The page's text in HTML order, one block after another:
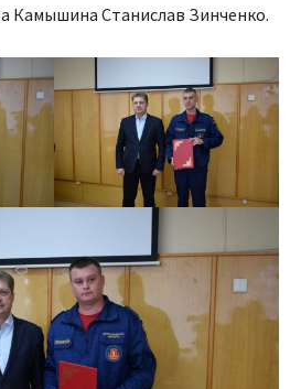
Камышина Станислав Зинченко.